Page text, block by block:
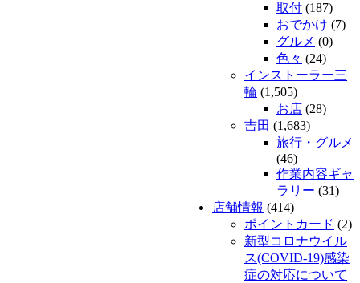
取付 (187)
おでかけ (7)
グルメ (0)
色々 (24)
インストーラー三
輪 (1,505)
お店 (28)
吉田 (1,683)
旅行・グルメ
(46)
作業内容ギャ
ラリー (31)
店舗情報 (414)
ポイントカード (2)
新型コロナウイル
ス(COVID-19)感染
症の対応について